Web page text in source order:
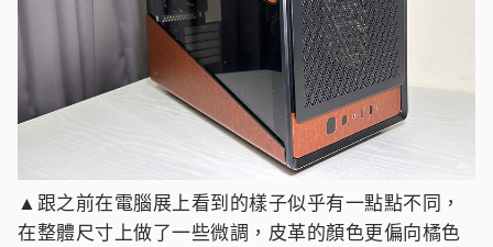
▲跟之前在電腦展上看到的樣子似乎有一點點不同，
在整體尺寸上做了一些微調，皮革的顏色更偏向橘色